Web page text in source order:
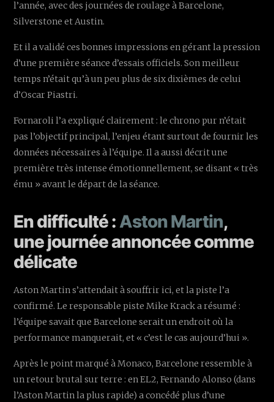
l’année, avec des journées de roulage à Barcelone,
Silverstone et Austin.
Et il a validé ces bonnes impressions en gérant la pression
d’une première séance d’essais officiels. Son meilleur
temps n’était qu’à un peu plus de six dixièmes de celui
d’Oscar Piastri.
Fornaroli l’a expliqué clairement : le chrono pur n’était
pas l’objectif principal, l’enjeu étant surtout de fournir les
données nécessaires à l’équipe. Il a aussi décrit une
première très intense émotionnellement, se disant « très
ému » avant le départ de la séance.
En difficulté : Aston Martin,
une journée annoncée comme
délicate
Aston Martin s’attendait à souffrir ici, et la piste l’a
confirmé. Le responsable piste Mike Krack a résumé :
l’équipe savait que Barcelone serait un endroit où la
performance manquerait, et « c’est le cas aujourd’hui ».
Après le point marqué à Monaco, Barcelone ressemble à
un retour brutal sur terre : en EL2, Fernando Alonso (dans
l’Aston Martin la plus rapide) a concédé plus d’une